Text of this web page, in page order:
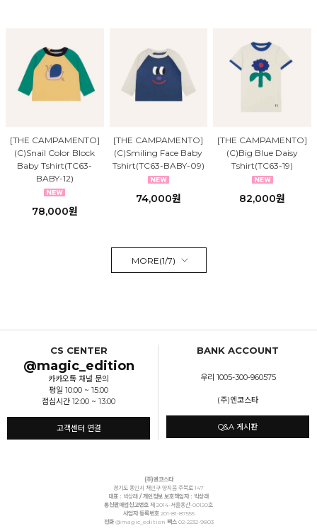
[THE CAMPAMENTO]
(C)Snail Color Block
Baby Tshirt(TC63-
BABY-12)
78,000원
[THE CAMPAMENTO]
(C)Smiling Face Baby
Tshirt(TC63-BABY-09)
74,000원
[THE CAMPAMENTO]
(C)Big Blue Daisy
Tshirt(TC63-19)
82,000원
MORE(1/7)
CS CENTER
@magic_edition
카카오톡 채널 문의
평일 10:00 ~ 15:00
점심시간 12:00 ~ 13:00
고객센터 연결
BANK ACCOUNT
우리 1005-300-960575
(주)엔코스타
Q&A 게시판
(주)엔코스타
경기도 용인시 처인구 양지읍 주북로 147
대표 : 박상래 / 개인정보 보호책임자 : 박상래
통신판매업신고번호 제 2014-서울용산-00120호
사업자 등록번호201-81-87555
전화@magic_edition 팩스02-2232-9803